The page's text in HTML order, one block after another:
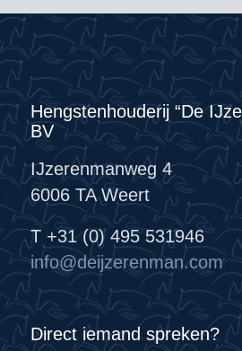
Hengstenhouderij “De
BV
IJzerenmanweg 4
6006 TA Weert
T +31 (0) 495 531946
info@deijzerenman.com
Direct iemand spreken?